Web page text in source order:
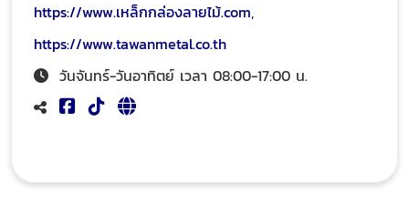
https://www.เหล็กกล่องลายไม้.com,
https://www.tawanmetal.co.th
วันจันทร์-วันอาทิตย์ เวลา 08:00-17:00 น.